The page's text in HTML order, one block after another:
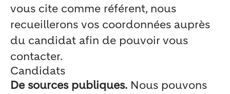
vous cite comme référent, nous
recueillerons vos coordonnées auprès
du candidat afin de pouvoir vous
contacter.
Candidats
De sources publiques. Nous pouvons